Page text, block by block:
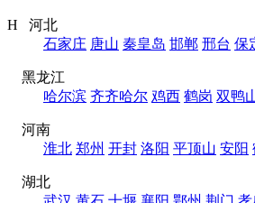
H 河北
石家庄 唐山 秦皇岛 邯郸 邢台 保
黑龙江
哈尔滨 齐齐哈尔 鸡西 鹤岗 双鸭
河南
淮北 郑州 开封 洛阳 平顶山 安阳
湖北